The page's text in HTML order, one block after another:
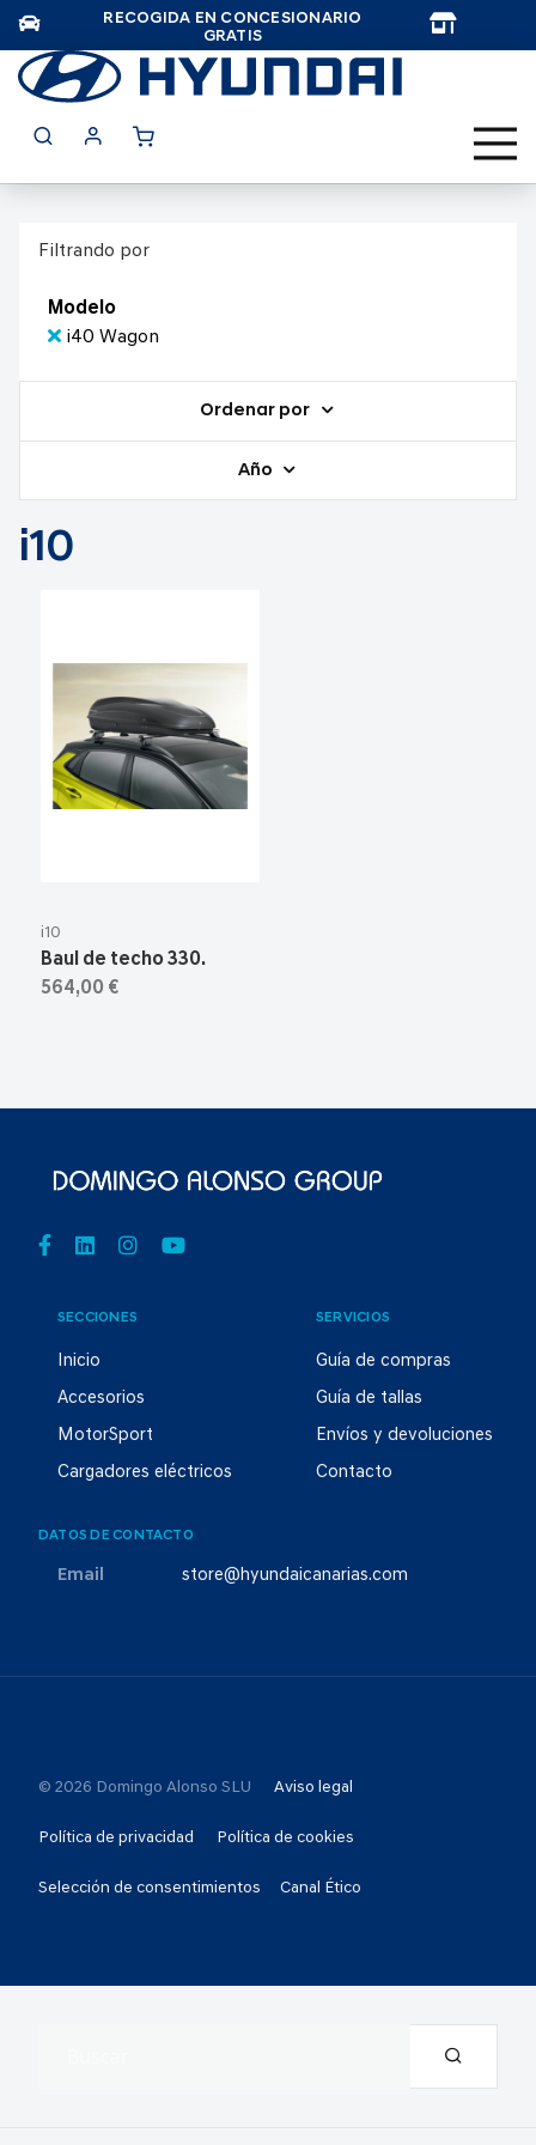
RECOGIDA EN CONCESIONARIO
GRATIS
Filtrando por
Modelo
i40 Wagon
Ordenar por
Año
i10
i10
Baul de techo 330.
564,00 €
SECCIONES
Inicio
Accesorios
MotorSport
Cargadores eléctricos
SERVICIOS
Guía de compras
Guía de tallas
Envíos y devoluciones
Contacto
DATOS DE CONTACTO
Email store@hyundaicanarias.com
© 2026 Domingo Alonso SLU Aviso legal
Política de privacidad Política de cookies
Selección de consentimientos Canal Ético